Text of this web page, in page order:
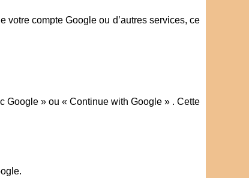
votre compte Google ou d’autres services, ce
Google » ou « Continue with Google » . Cette